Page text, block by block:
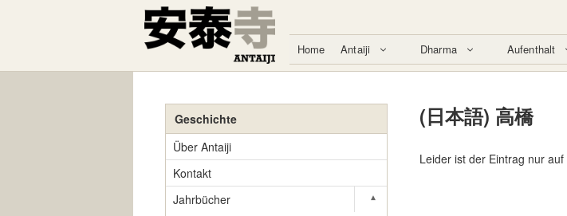
Home Antaiji Dharma Aufenthalt
(日本語) 高橋
Leider ist der Eintrag nur auf
Geschichte
Über Antaiji
Kontakt
Jahrbücher
▾